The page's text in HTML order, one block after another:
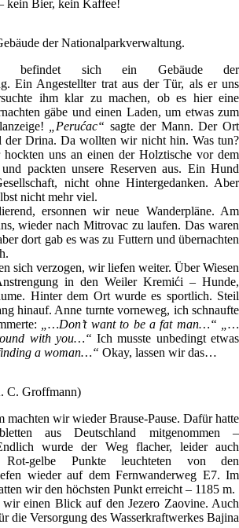
kein Bier, kein Kaffee!
der Nationalparkverwaltung.
befindet sich ein Gebäude der
Ein Angestellter trat aus der Tür, als er uns
ihm klar zu machen, ob es hier eine
gäbe und einen Laden, um etwas zum
„Perućac“ sagte der Mann. Der Ort
der Drina. Da wollten wir nicht hin. Was tun?
uns an einen der Holztische vor dem
packten unsere Reserven aus. Ein Hund
nicht ohne Hintergedanken. Aber
nicht mehr viel.
ersonnen wir neue Wanderpläne. Am
wieder nach Mitrovac zu laufen. Das waren
dort gab es was zu Futtern und übernachten
sich verzogen, wir liefen weiter. Über Wiesen
in den Weiler Kremići – Hunde,
Hinter dem Ort wurde es sportlich. Steil
hinauf. Anne turnte vorneweg, ich schnaufte
„…Don’t want to be a fat man…“ „…
with you…“ Ich musste unbedingt etwas
a woman…“ Okay, lassen wir das…
C. Groffmann)
machten wir wieder Brause-Pause. Dafür hatte
aus Deutschland mitgenommen –
wurde der Weg flacher, leider auch
Rot-gelbe Punkte leuchteten von den
wieder auf dem Fernwanderweg E7. Im
wir den höchsten Punkt erreicht – 1185 m.
einen Blick auf den Jezero Zaovine. Auch
die Versorgung des Wasserkraftwerkes Bajina